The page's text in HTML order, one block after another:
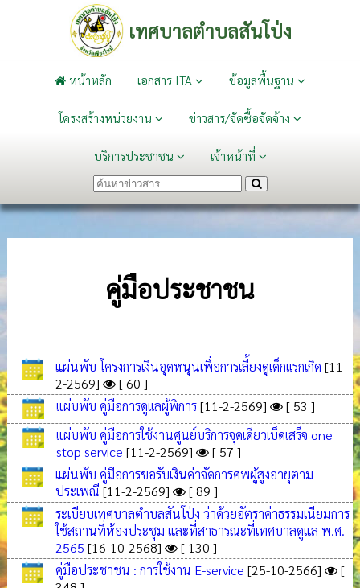
เทศบาลตำบลสันโป่ง
หน้าหลัก เอกสาร ITA ข้อมูลพื้นฐาน
โครงสร้างหน่วยงาน ข่าวสาร/จัดซื้อจัดจ้าง
บริการประชาชน เจ้าหน้าที่
คู่มือประชาชน
แผ่นพับ โครงการเงินอุดหนุนเพื่อการเลี้ยงดูเด็กเเรกเกิด [11-
2-2569]
[ 60 ]
แผ่บพับ คู่มือการดูเเลผู้พิการ[11-2-2569]
[ 53 ]
แผ่บพับ คู่มือการใช้งานศูนย์บริการจุดเดียวเบ็ดเสร็จ one
stop service [11-2-2569]
[ 57 ]
แผ่นพับ คู่มือการขอรับเงินค่าจัดการศพผู้สูงอายุตาม
ประเพณี [11-2-2569]
[ 89 ]
ระเบียบเทศบาลตำบลสันโป่ง ว่าด้วยอัตราค่าธรรมเนียมการ
ใช้สถานที่ห้องประชุม และที่สาธารณะที่เทศบาลดูแล พ.ศ.
2565 [16-10-2568]
[ 130 ]
คู่มือประชาชน : การใช้งาน E-service [25-10-2566]
[